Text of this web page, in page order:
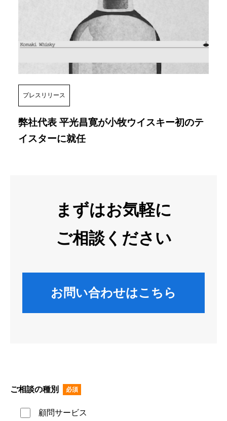
プレスリリース
弊社代表 平光昌寛が小牧ウイスキー初のテ
イスターに就任
まずはお気軽に
ご相談ください
お問い合わせはこちら
ご相談の種別
顧問サービス